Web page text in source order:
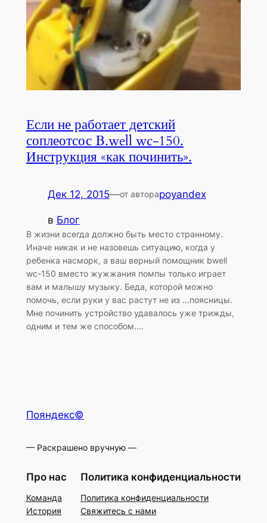
Если не работает детский
соплеотсос B.well wc-150.
Инструкция «как починить».
Дек 12, 2015—от автораpoyandex
в Блог
В жизни всегда должно быть место странному.
Иначе никак и не назовешь ситуацию, когда у
ребенка насморк, а ваш верный помощник bwell
wc-150 вместо жужжания помпы только играет
вам и малышу музыку. Беда, которой можно
помочь, если руки у вас растут не из …поясницы.
Мне починить устройство удавалось уже трижды,
одним и тем же способом.…
Пояндекс©
— Раскрашено вручную —
Про нас
Команда
История
Политика конфиденциальности
Политика конфиденциальности
Свяжитесь с нами